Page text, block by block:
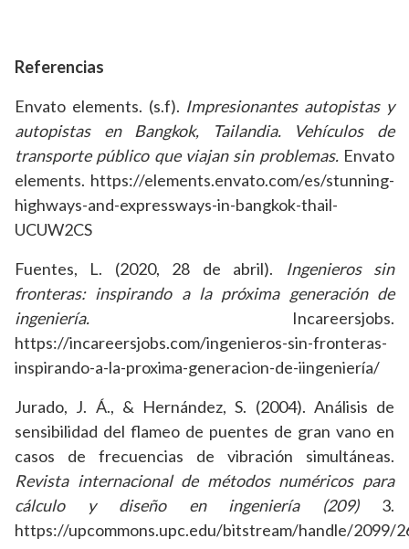
Referencias
Envato elements. (s.f). Impresionantes autopistas y
autopistas en Bangkok, Tailandia. Vehículos de
transporte público que viajan sin problemas. Envato
elements. https://elements.envato.com/es/stunning-
highways-and-expressways-in-bangkok-thail-
UCUW2CS
Fuentes, L. (2020, 28 de abril).
Ingenieros sin
fronteras: inspirando a la próxima generación de
ingeniería. Incareersjobs.
https://incareersjobs.com/ingenieros-sin-fronteras-
inspirando-a-la-proxima-generacion-de-iingeniería/
Jurado, J. Á., & Hernández, S. (2004). Análisis de
sensibilidad del flameo de puentes de gran vano en
casos de frecuencias de vibración simultáneas.
Revista internacional de métodos numéricos para
cálculo y diseño en ingeniería (209)3.
https://upcommons.upc.edu/bitstream/handle/2099/